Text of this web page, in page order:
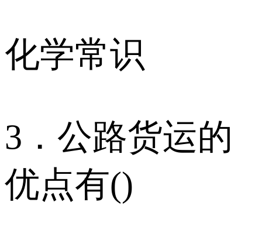
化学常识
3．公路货运的
优点有()